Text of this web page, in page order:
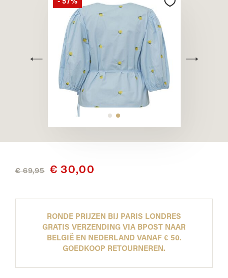
- 57%
€ 69,95 € 30,00
RONDE PRIJZEN BIJ PARIS LONDRES
GRATIS VERZENDING VIA BPOST NAAR
BELGIË EN NEDERLAND VANAF € 50.
GOEDKOOP RETOURNEREN.